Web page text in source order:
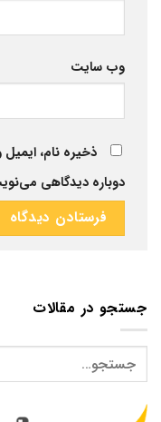
وب‌ سایت
ذخیره نام،
دوباره دیدگاهی
جستجو در مقالات